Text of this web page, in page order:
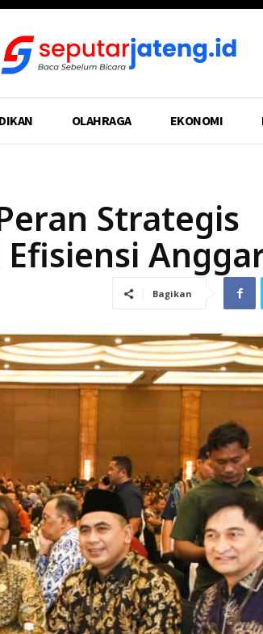
OLAHRAGA EKONOMI
Strategis
Bagikan